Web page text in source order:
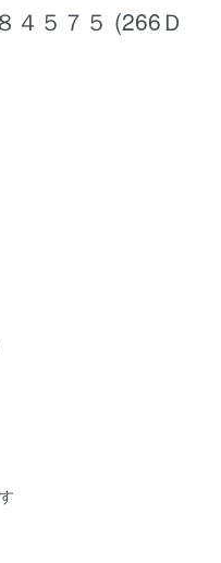
５７５ (266Ｄ